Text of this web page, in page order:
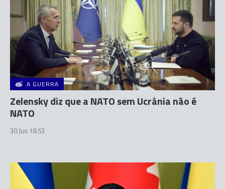
A GUERRA
Zelensky diz que a NATO sem Ucrânia não é
NATO
30 Jun 18:53